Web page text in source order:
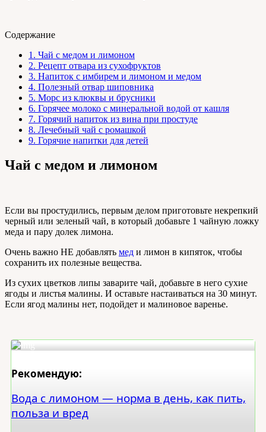
Содержание
1. Чай с медом и лимоном
2. Рецепт отвара из сухофруктов
3. Напиток с имбирем и лимоном и медом
4. Полезный отвар шиповника
5. Морс из клюквы и брусники
6. Горячее молоко с минеральной водой от кашля
7. Горячий напиток из вина при простуде
8. Лечебный чай с ромашкой
9. Горячие напитки для детей
Чай с медом и лимоном
Если вы простудились, первым делом приготовьте некрепкий
черный или зеленый чай, в который добавьте 1 чайную ложку
меда и пару долек лимона.
Очень важно НЕ добавлять мед и лимон в кипяток, чтобы
сохранить их полезные вещества.
Из сухих цветков липы заварите чай, добавьте в него сухие
ягоды и листья малины. И оставьте настаиваться на 30 минут.
Если ягод малины нет, подойдет и малиновое варенье.
Рекомендую:
Вода с лимоном — норма в день, как пить,
польза и вред